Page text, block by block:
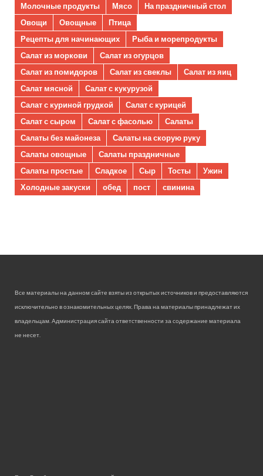
Молочные продукты
Мясо
На праздничный стол
Овощи
Овощные
Птица
Рецепты для начинающих
Рыба и морепродукты
Салат из моркови
Салат из огурцов
Салат из помидоров
Салат из свеклы
Салат из яиц
Салат мясной
Салат с кукурузой
Салат с куриной грудкой
Салат с курицей
Салат с сыром
Салат с фасолью
Салаты
Салаты без майонеза
Салаты на скорую руку
Салаты овощные
Салаты праздничные
Салаты простые
Сладкое Сыр Тосты
Ужин
Холодные закуски
обед пост свинина
Все материалы на данном сайте взяты из открытых источников и предоставляются
исключительно в ознакомительных целях. Права на материалы принадлежат их
владельцам. Администрация сайта ответственности за содержание материала
не несет.